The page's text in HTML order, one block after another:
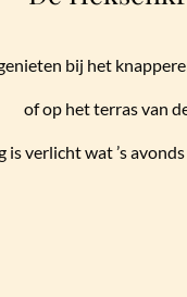
bij het
of op het terras van
is verlicht wat ’s